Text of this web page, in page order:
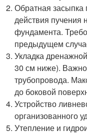
Обратная засыпка
действия пучения
фундамента.
предыдущем
Укладка
30 см ниже).
трубопровода.
до боковой
Устройство
организованного
Утепление и